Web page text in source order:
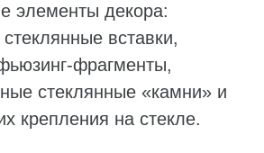
элементы декора:
вставки,
фрагменты,
стеклянные «камни» и
крепления на стекле.